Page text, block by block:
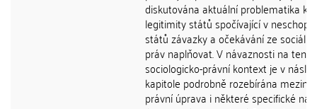
diskutována aktuální problematika
legitimity států spočívající v
států závazky a očekávání ze
práv naplňovat. V návaznosti na tento
sociologicko-právní kontext je v
kapitole podrobně rozebírána
právní úprava i některé specifické